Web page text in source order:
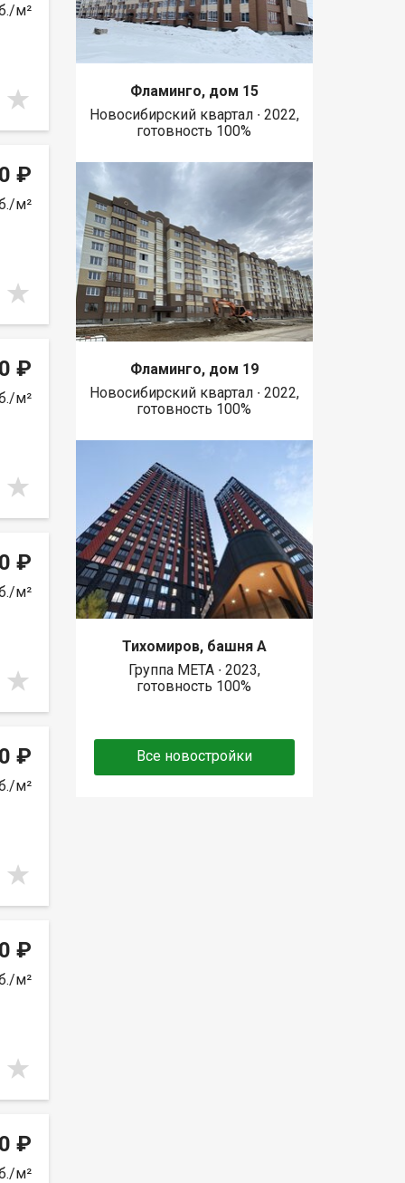
м²
₽
м²
₽
м²
₽
м²
₽
м²
₽
м²
₽
м²
Фламинго, дом 15
Новосибирский квартал ∙ 2022,
готовность 100%
Фламинго, дом 19
Новосибирский квартал ∙ 2022,
готовность 100%
Тихомиров, башня А
Группа МЕТА ∙ 2023,
готовность 100%
Все новостройки